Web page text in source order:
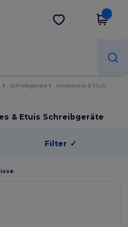
App holen
Schreibgeräte Accessoires & Etuis
& Etuis Schreibgeräte
Filter ✓